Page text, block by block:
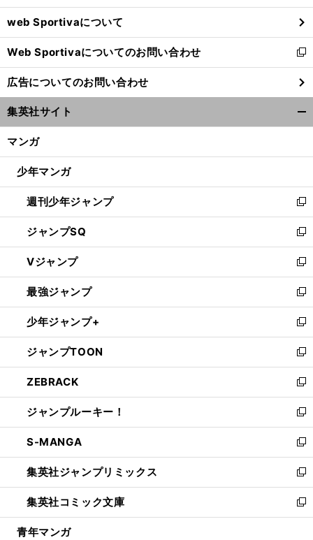
ウ
で
開
く
web Sportivaについて
Web Sportivaについてのお問い合わせ
新
し
い
ウ
ィ
ン
ウ
開
く
広告についてのお問い合わせ
集英社サイト
マンガ
少年マンガ
週刊少年ジャンプ
新
し
い
ウ
ィ
ン
ド
ウ
で
開
く
ジャンプSQ
新
し
い
ウ
ィ
ン
ド
ウ
で
開
く
Vジャンプ
新
し
い
ウ
ィ
ン
ド
ウ
で
開
く
最強ジャンプ
新
し
い
ウ
ィ
ン
ド
ウ
で
開
く
少年ジャンプ+
新
し
い
ウ
ィ
ン
ド
ウ
で
開
く
ジャンプTOON
新
し
い
ウ
ィ
ン
ド
ウ
で
開
く
ZEBRACK
新
し
い
ウ
ィ
ン
ド
ウ
で
開
ジャンプルーキー！
新
し
い
ウ
ィ
ン
ド
ウ
S-MANGA
新
し
い
ウ
ィ
ン
集英社ジャンプリミックス
新
し
い
ウ
集英社コミック文庫
新
し
青年マンガ